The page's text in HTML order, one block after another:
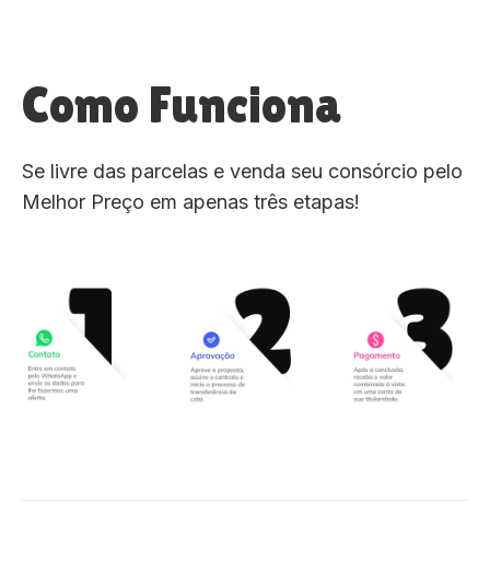
Como Funciona
Se livre das parcelas e venda seu consórcio pelo
Melhor Preço em apenas três etapas!